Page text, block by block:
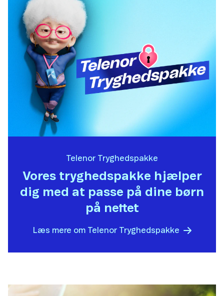
Telenor Tryghedspakke
Vores tryghedspakke hjælper
dig med at passe på dine børn
på nettet
Læs mere om Telenor Tryghedspakke